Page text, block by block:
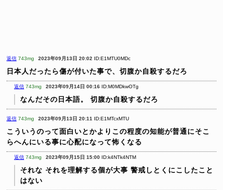
返信 743mg 2023年09月13日 20:02 ID:E1MTU0MDc
日本人だったら傷が付いた事で、切腹か自殺するだろ
返信 743mg 2023年09月14日 00:16 ID:M0MDkwOTg
なんだその日本語。 切腹か自殺するだろ
返信 743mg 2023年09月13日 20:11 ID:E1MTcxMTU
こういうのって面白いとかよりこの程度の知能が普通にそこ
らへんにいる事に心配になって怖くなる
返信 743mg 2023年09月15日 15:00 ID:k4NTk4NTM
それな それを理解する個が大事 警戒しとくにこしたこと
はない